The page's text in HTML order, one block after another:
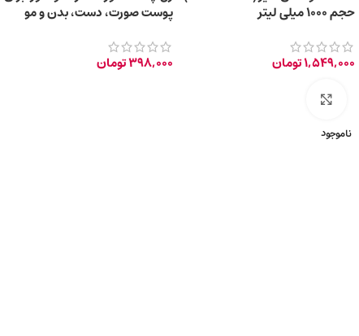
حجم ۱۰۰۰ میلی لیتر
1,549,000تومان
پوست صورت، دست، بدن و مو
398,000تومان
ناموجود